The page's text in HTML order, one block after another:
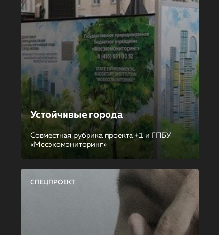
Устойчивые города
Совместная рубрика проекта +1 и ГПБУ
«Мосэкомониторинг»
СПЕЦПРОЕКТ